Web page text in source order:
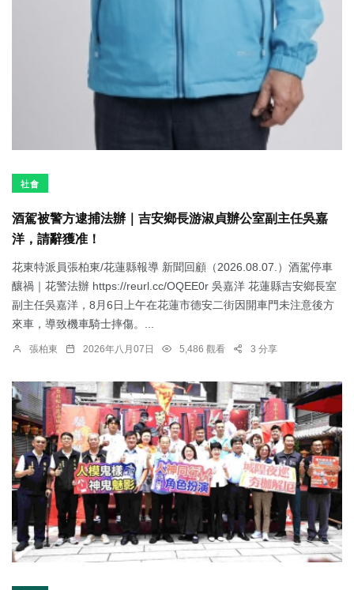
社會
酒駕被警方逮捕法辦｜吉安鄉長游淑貞辦公室副主任吳嘉
洋，請辭獲准！
花東特派員張柏東/花蓮縣報導 新聞回顧（2026.08.07.）酒駕停車
釀禍｜花警法辦 https://reurl.cc/OQEE0r 吳嘉洋 花蓮縣吉安鄉長室
副主任吳嘉洋，8月6日上午在花蓮市德安二街因開車門未注意後方
來車，導致機車騎士摔傷。...
張柏東 2026年八月07日 5,486 觀看 3 分享